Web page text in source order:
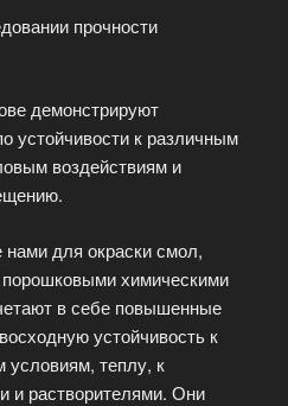
прочности
демонстрируют
устойчивости к различным
воздействиям и
для окраски смол,
химическими
в себе повышенные
устойчивость к
условиям, теплу, к
и растворителями. Они